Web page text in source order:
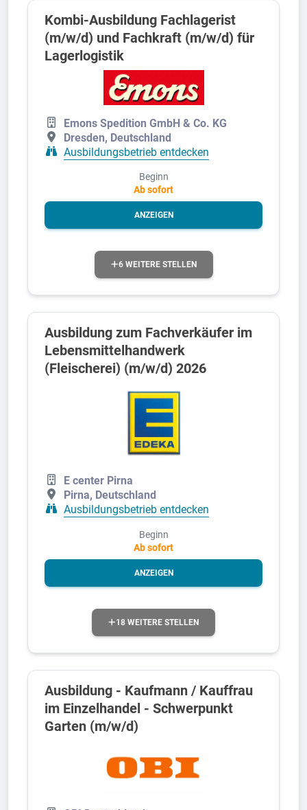
Kombi-Ausbildung Fachlagerist
(m/w/d) und Fachkraft (m/w/d) für
Lagerlogistik
Emons Spedition GmbH & Co. KG
Dresden, Deutschland
Ausbildungsbetrieb entdecken
Beginn
Ab sofort
ANZEIGEN
6 WEITERE STELLEN
Ausbildung zum Fachverkäufer im
Lebensmittelhandwerk
(Fleischerei) (m/w/d) 2026
E center Pirna
Pirna, Deutschland
Ausbildungsbetrieb entdecken
Beginn
Ab sofort
ANZEIGEN
18 WEITERE STELLEN
Ausbildung - Kaufmann / Kauffrau
im Einzelhandel - Schwerpunkt
Garten (m/w/d)